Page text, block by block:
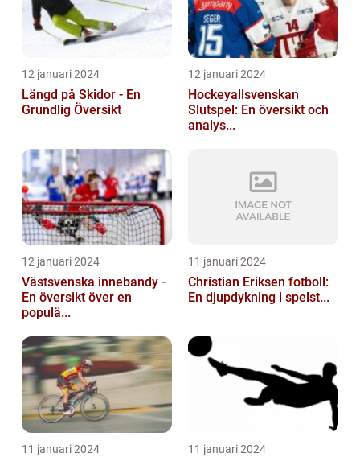
12 januari 2024
Längd på Skidor - En
Grundlig Översikt
12 januari 2024
Hockeyallsvenskan
Slutspel: En översikt och
analys...
12 januari 2024
Västsvenska innebandy -
En översikt över en
populä...
11 januari 2024
Christian Eriksen fotboll:
En djupdykning i spelst...
11 januari 2024 11 januari 2024